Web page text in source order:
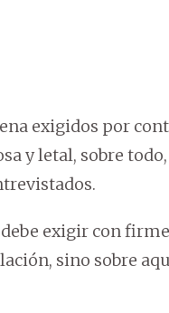
exigidos por
y letal, sobre
exigir con
sino sobre